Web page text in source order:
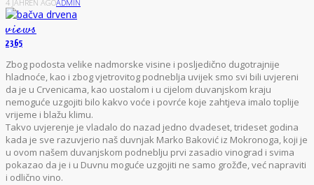
4 JAHREN AGOADMIN
views
2365
Zbog podosta velike nadmorske visine i posljedično dugotrajnije
hladnoće, kao i zbog vjetrovitog podneblja uvijek smo svi bili uvjereni
da je u Crvenicama, kao uostalom i u cijelom duvanjskom kraju
nemoguće uzgojiti bilo kakvo voće i povrće koje zahtjeva imalo toplije
vrijeme i blažu klimu.
Takvo uvjerenje je vladalo do nazad jedno dvadeset, trideset godina
kada je sve razuvjerio naš duvnjak Marko Baković iz Mokronoga, koji je
u ovom našem duvanjskom podneblju prvi zasadio vinograd i svima
pokazao da je i u Duvnu moguće uzgojiti ne samo grožđe, već napraviti
i odlično vino.